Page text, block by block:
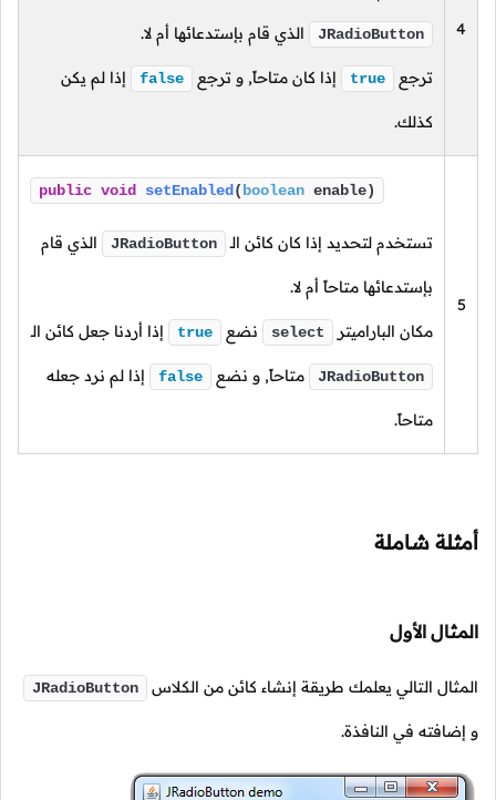
4
JRadioButton الذي قام بإستدعائها أم لا.
ترجع true إذا كان متاحاً, و ترجع false إذا لم يكن
كذلك.
5
public void setEnabled ( boolean enable)
تستخدم لتحديد إذا كان كائن الـ JRadioButton الذي قام
بإستدعائها متاحاً أم لا.
مكان الباراميتر select نضع true إذا أردنا جعل كائن الـ
JRadioButton متاحاً, و نضع false إذا لم نرد جعله
متاحاً.
أمثلة شاملة
المثال الأول
المثال التالي يعلمك طريقة إنشاء كائن من الكلاس JRadioButton
و إضافته في النافذة.